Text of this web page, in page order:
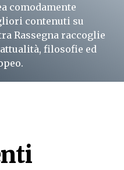
comodamente
contenuti su
Rassegna raccoglie
filosofie ed